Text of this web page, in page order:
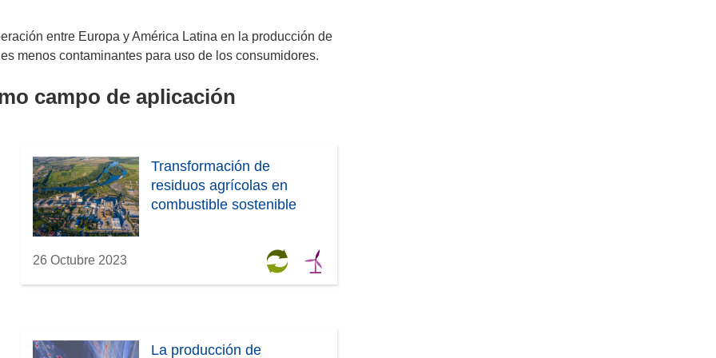
entre Europa y América Latina en la producción de
menos contaminantes para uso de los consumidores.
campo de aplicación
Transformación de
residuos agrícolas en
combustible sostenible
26 Octubre 2023
La producción de